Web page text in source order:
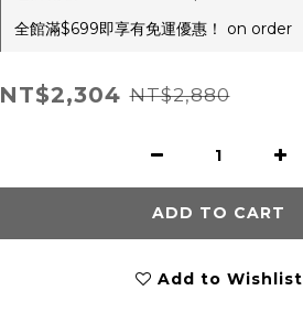
全館滿$699即享有免運優惠！ on order
NT$2,304 NT$2,880
ADD TO CART
Add to Wishlist